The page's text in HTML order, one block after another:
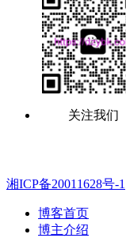
关注我们
湘ICP备20011628号-1
博客首页
博主介绍